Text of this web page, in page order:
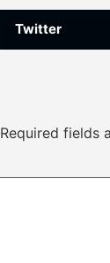
Twitter
Required fields